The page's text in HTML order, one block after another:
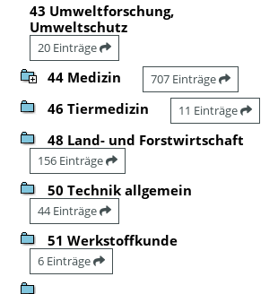
43 Umweltforschung,
Umweltschutz
20 Einträge
44 Medizin 707 Einträge
46 Tiermedizin 11 Einträge
48 Land- und Forstwirtschaft
156 Einträge
50 Technik allgemein
44 Einträge
51 Werkstoffkunde
6 Einträge